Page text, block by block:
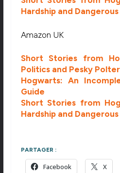
Hardship and
Amazon UK
Short Stories from
Politics and Pesky
Hogwarts: An
Guide
Short Stories from
Hardship and
PARTAGER :
Facebook X